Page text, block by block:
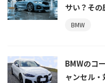
サい？そ
BMW
BMWのコ
ャンセル